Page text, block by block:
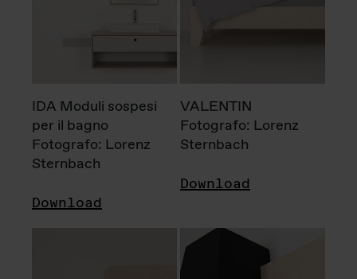
IDA Moduli sospesi
per il bagno
Fotografo: Lorenz
Sternbach
Download
VALENTIN
Fotografo: Lorenz
Sternbach
Download